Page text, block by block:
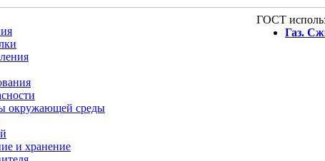
окружающей среды
и хранение
ГОСТ
Газ.